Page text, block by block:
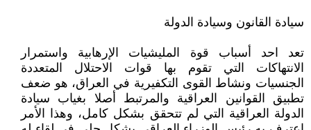
سيادة القانون وسيادة الدولة
تعد احد أسباب قوة المليشيات الإرهابية واستمرار
الانتهاكات التي تقوم بها قوات الاحتلال المتعددة
الجنسيات ونشاط القوى التكفيرية في العراق، هو ضعف
تطبيق القوانين العراقية والمرتبط أصلا بغياب سيادة
الدولة العراقية التي لم تتحقق بشكل كامل، وهذا الأمر